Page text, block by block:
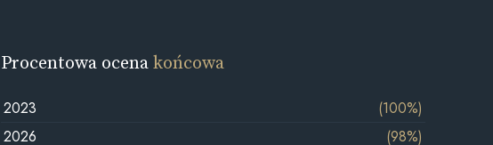
Procentowa ocenakońcowa
2023
(100%)
2026
(98%)